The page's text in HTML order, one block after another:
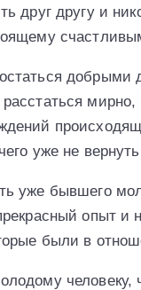
друг другу и
добрыми
мирно,
уже не
уже бывшего
опыт и
были в
человеку,